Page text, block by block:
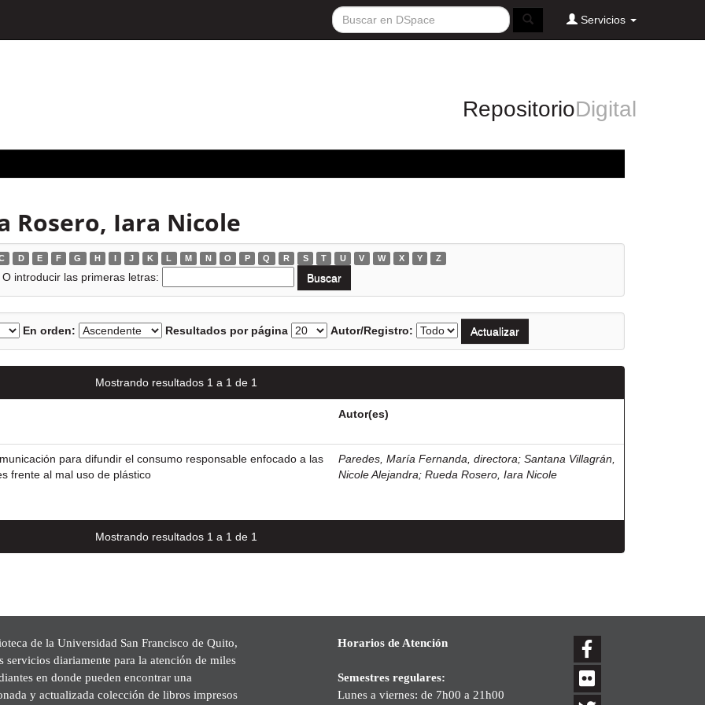
Servicios
RepositorioDigital
Rosero, Iara Nicole
D E F G H I J K L M N O P Q R S T U V W X Y Z
O introducir las primeras letras:
En orden: Resultados por página Autor/Registro:
Mostrando resultados 1 a 1 de 1
Autor(es)
para difundir el consumo responsable enfocado a las
frente al mal uso de plástico
Paredes, María Fernanda, directora; Santana Villagrán,
Nicole Alejandra; Rueda Rosero, Iara Nicole
Mostrando resultados 1 a 1 de 1
de la Universidad San Francisco de Quito,
servicios diariamente para la atención de miles
en donde pueden encontrar una
y actualizada colección de libros impresos
Horarios de Atención
Semestres regulares:
Lunes a viernes: de 7h00 a 21h00